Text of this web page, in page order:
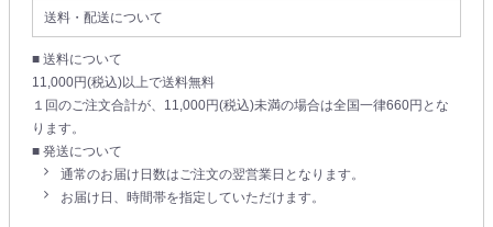
送料・配送について
■ 送料について
11,000円(税込)以上で送料無料
１回のご注文合計が、11,000円(税込)未満の場合は全国一律660円とな
ります。
■ 発送について
通常のお届け日数はご注文の翌営業日となります。
お届け日、時間帯を指定していただけます。